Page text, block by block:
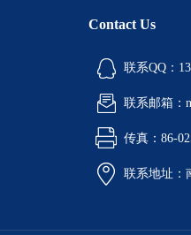
Contact Us
联系QQ：
联系邮箱：
传真：86-
联系地址：